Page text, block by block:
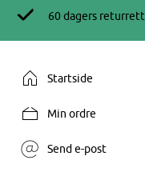
60 dagers returrett
Startside
Min ordre
Send e-post